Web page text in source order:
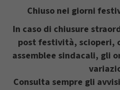
Chiuso nei giorni
In caso di chiusure
post festività, scioperi,
assemblee sindacali, gli
Consulta sempre gli